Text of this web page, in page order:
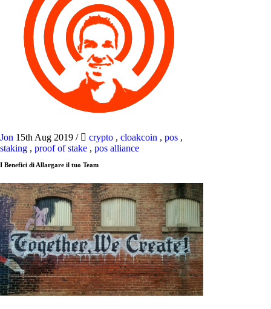
Jon 15th Aug 2019 / crypto , cloakcoin , pos ,
staking , proof of stake , pos alliance
I Benefici di Allargare il tuo Team